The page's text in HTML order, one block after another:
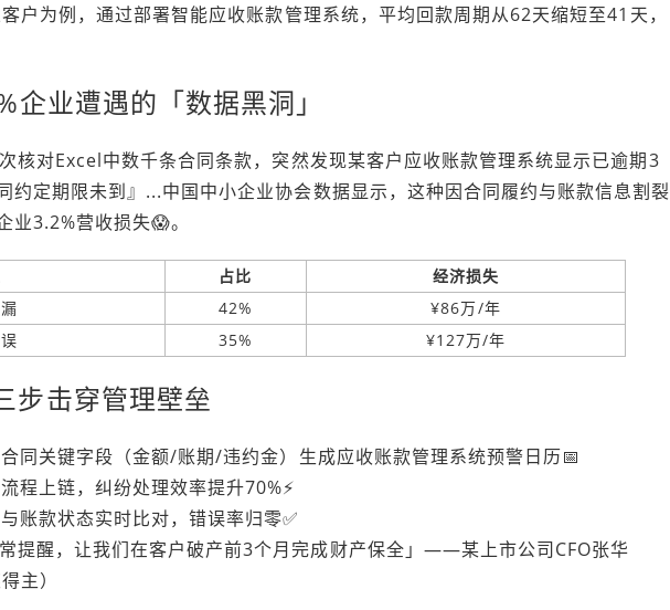
户为例，通过部署智能应收账款管理系统，平均回款周期从62天缩短至41天，
业遭遇的「数据黑洞」
核对Excel中数千条合同条款，突然发现某客户应收账款管理系统显示已逾期3
约定期限未到』...中国中小企业协会数据显示，这种因合同履约与账款信息割裂
业3.2%营收损失😱。
占比
经济损失
42%
¥86万/年
35% ¥127万/年
步击穿管理壁垒
同关键字段（金额/账期/违约金）生成应收账款管理系统预警日历📅
程上链，纠纷处理效率提升70%⚡
账款状态实时比对，错误率归零✅
提醒，让我们在客户破产前3个月完成财产保全」——某上市公司CFO张华
主）